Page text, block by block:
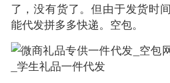
了，没有货了。但由于发货时
能代发拼多多快递。空包。